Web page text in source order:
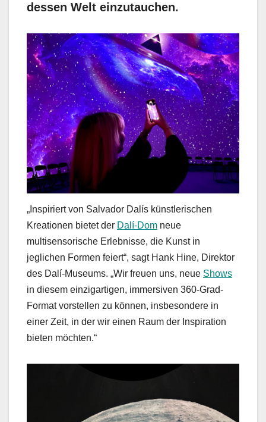
dessen Welt einzutauchen.
„Inspiriert von Salvador Dalís künstlerischen
Kreationen bietet der Dalí-Dom neue
multisensorische Erlebnisse, die Kunst in
jeglichen Formen feiert“, sagt Hank Hine, Direktor
des Dalí-Museums. „Wir freuen uns, neue Shows
in diesem einzigartigen, immersiven 360-Grad-
Format vorstellen zu können, insbesondere in
einer Zeit, in der wir einen Raum der Inspiration
bieten möchten.“